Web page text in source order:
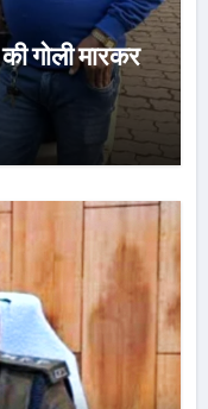
गोली मारकर